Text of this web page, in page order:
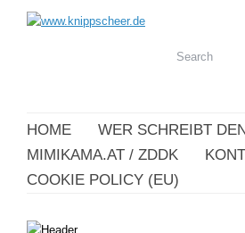
HOME
WER SCHREIBT
MIMIKAMA.AT / ZDDK
COOKIE POLICY (EU)